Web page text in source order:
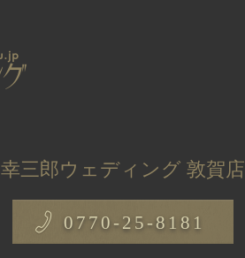
幸三郎ウェディング 敦賀店
0770-25-8181